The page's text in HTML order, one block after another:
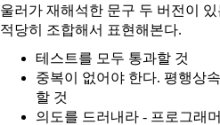
울러가 재해석한 문구 두 버전이
적당히 조합해서 표현해본다.
테스트를 모두 통과할 것
중복이 없어야 한다. 평행상
할 것
의도를 드러내라 - 프로그래